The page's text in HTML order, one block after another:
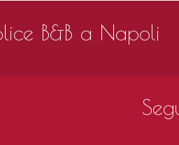
B&B a Napoli